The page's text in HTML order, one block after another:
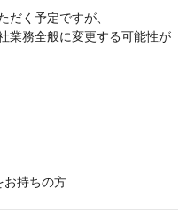
く予定ですが、
業務全般に変更する可能性が
お持ちの方